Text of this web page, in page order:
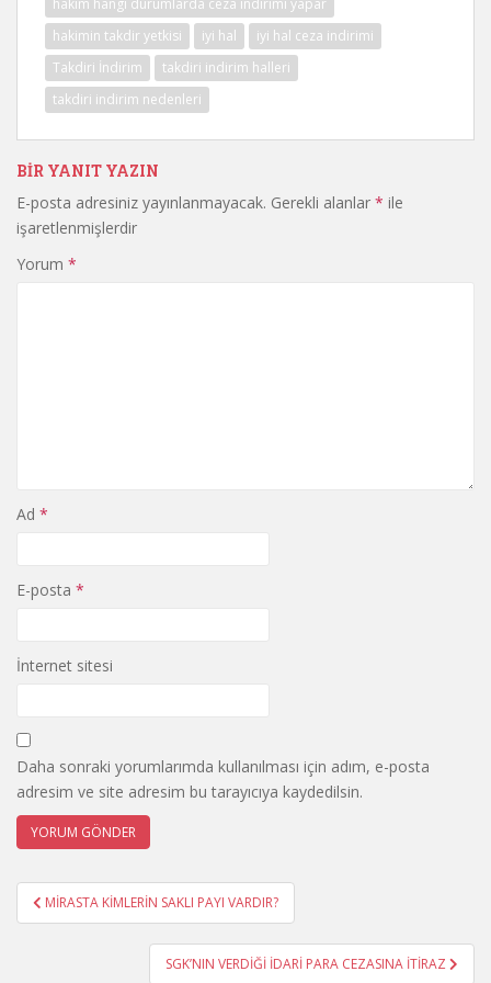
hakim hangi durumlarda ceza indirimi yapar
hakimin takdir yetkisi
iyi hal
iyi hal ceza indirimi
Takdiri İndirim
takdiri indirim halleri
takdiri indirim nedenleri
BIR YANIT YAZIN
E-posta adresiniz yayınlanmayacak. Gerekli alanlar * ile
işaretlenmişlerdir
Yorum *
Ad *
E-posta *
İnternet sitesi
Daha sonraki yorumlarımda kullanılması için adım, e-posta
adresim ve site adresim bu tarayıcıya kaydedilsin.
Yazı
gezinmesi
MİRASTA KİMLERİN SAKLI PAYI VARDIR?
SGK’NIN VERDİĞİ İDARİ PARA CEZASINA İTİRAZ